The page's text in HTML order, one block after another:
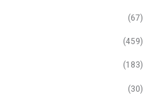
(67)
(459)
(183)
(30)